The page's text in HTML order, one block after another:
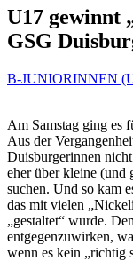
U17 gewinnt
GSG
B-JUNIORINNEN
Am Samstag ging es
Aus der
Duisburgerinnen
eher über kleine (und
suchen. Und so kam
das mit vielen
„gestaltet“ wurde.
entgegenzuwirken,
wenn es kein „richtig